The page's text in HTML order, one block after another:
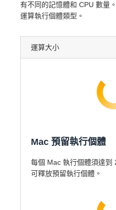
有不同的記憶體和 CPU 數量
運算執行個體類型。
運算大小
Mac 預留執行個體
每個 Mac 執行個體須達到
可釋放預留執行個體。